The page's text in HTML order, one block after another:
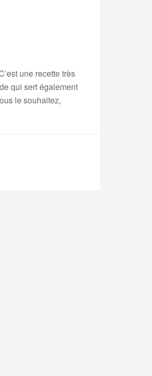
une recette très
qui sert également
le souhaitez,